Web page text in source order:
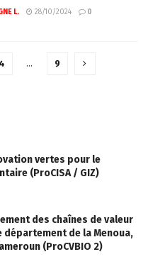
L. 28/10/2024 0
4 … 9
vertes pour le
(ProCISA / GIZ)
des chaînes de valeur
de la Menoua,
(ProCVBIO 2)